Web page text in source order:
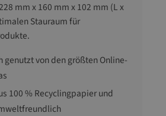
mm x 160 mm x 102 mm (L x
Stauraum für
genutzt von den größten Online-
100 % Recyclingpapier und